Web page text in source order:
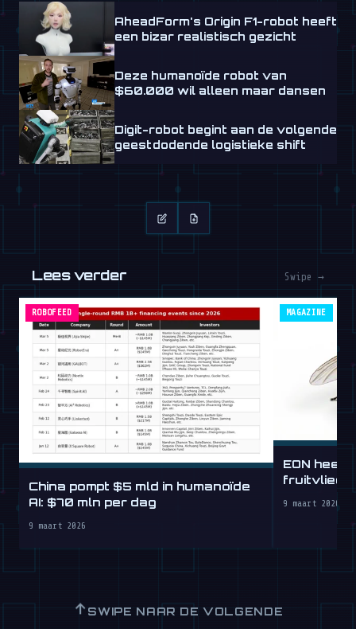
AheadForm's Origin F1-robot heeft
een bizar realistisch gezicht
Deze humanoïde robot van
$60.000 wil alleen maar dansen
Digit-robot begint aan de volgende
geestdodende logistieke shift
Lees verder Swipe →
ROBOFEED
China pompt $5 mld in humanoïde
AI: $70 mln per dag
9 maart 2026
MAGAZINE
EON
fruitvlieg
9 maart 2026
↑SWIPE NAAR DE VOLGENDE